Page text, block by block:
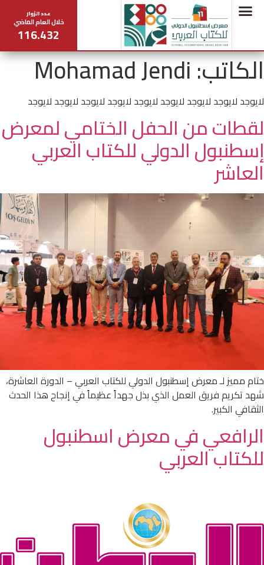
عدد الزوار
خلال العام الماضي
116.432
الكاتب:Mohamad Jendi
لايوجد لايوجد لايوجد لايوجد لايوجد لايوجد لايوجد لايوجد لايوجد
لقطات من الحفل الختامي لمعرض
إسطنبول الدولي للكتاب العربي
العاشر
ختام مميز لـ معرض إسطنبول الدولي للكتاب العربي – الدورة العاشرة،
شهد تكريم فريق العمل الذي بذل جهداً عظيماً في إنجاح هذا الحدث
الثقافي الكبير.
الرافعي في معرض اسطنبول
للكتاب العربي